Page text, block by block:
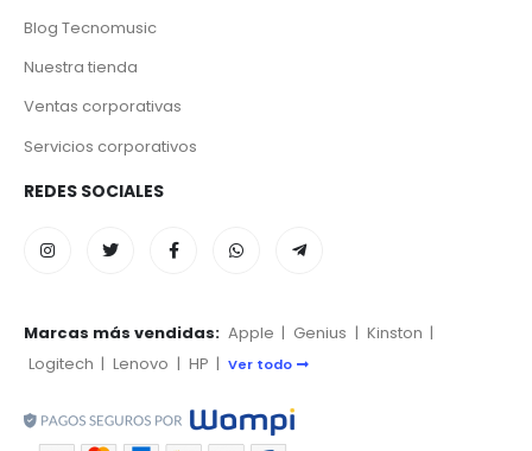
Blog Tecnomusic
Nuestra tienda
Ventas corporativas
Servicios corporativos
REDES SOCIALES
Marcas más vendidas: Apple | Genius | Kinston |
Logitech | Lenovo | HP | Ver todo